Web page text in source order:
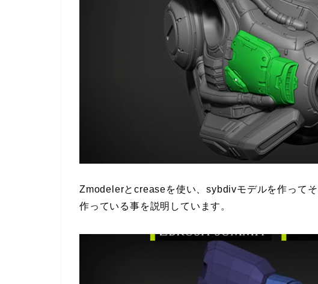
Zmodelerとcreaseを使い、sybdivモデルを作って
作っている事を説明しています。